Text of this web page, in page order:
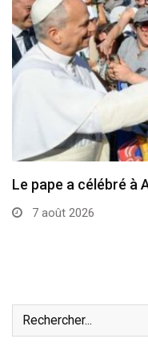
Le pape a célébré à
7 août 2026